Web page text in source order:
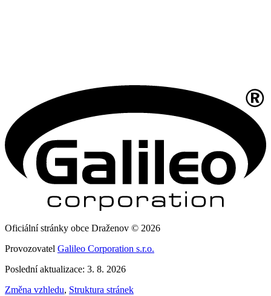
Oficiální stránky obce Draženov © 2026
Provozovatel Galileo Corporation s.r.o.
Poslední aktualizace: 3. 8. 2026
Změna vzhledu, Struktura stránek